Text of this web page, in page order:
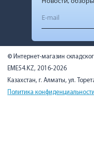
© Интернет-магазин
EME54.KZ, 2016-2026
Казахстан, г. Алматы, ул.
Политика конфиденциальности